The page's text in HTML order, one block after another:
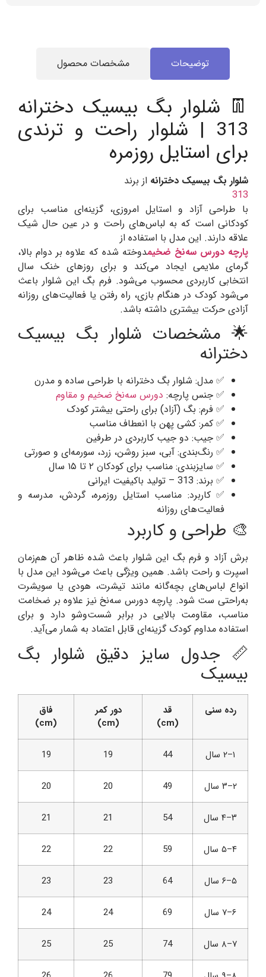
توضیحات مشخصات محصول
👖 شلوار بگ بیسیک دخترانه
313 | شلوار راحت و ترندی
برای استایل روزمره
شلوار بگ بیسیک دخترانه از برند
313
با طراحی آزاد و استایل امروزی، گزینه‌ای مناسب برای
کودکانی است که به لباس‌های راحت و در عین حال شیک
علاقه دارند. این مدل با استفاده از
پارچه دورس سه‌نخ ضخیمدوخته شده که علاوه بر دوام بالا،
گرمای ملایمی ایجاد می‌کند و برای روزهای خنک سال
انتخابی کاربردی محسوب می‌شود. فرم بگ این شلوار باعث
می‌شود کودک در هنگام بازی، راه رفتن یا فعالیت‌های روزانه
آزادی حرکت بیشتری داشته باشد.
🌟 مشخصات شلوار بگ بیسیک
دخترانه
✅ مدل: شلوار بگ دخترانه با طراحی ساده و مدرن
✅ جنس پارچه: دورس سه‌نخ ضخیم و مقاوم
✅ فرم: بگ (آزاد) برای راحتی بیشتر کودک
✅ کمر: کشی پهن با انعطاف مناسب
✅ جیب: دو جیب کاربردی در طرفین
✅ رنگ‌بندی: آبی، سبز روشن، زرد، سورمه‌ای و صورتی
✅ سایزبندی: مناسب برای کودکان ۲ تا ۱۵ سال
✅ برند: 313 – تولید باکیفیت ایرانی
✅ کاربرد: مناسب استایل روزمره، گردش، مدرسه و
فعالیت‌های روزانه
🎨 طراحی و کاربرد
برش آزاد و فرم بگ این شلوار باعث شده ظاهر آن هم‌زمان
اسپرت و راحت باشد. همین ویژگی باعث می‌شود این مدل با
انواع لباس‌های بچه‌گانه مانند تیشرت، هودی یا سویشرت
به‌راحتی ست شود. پارچه دورس سه‌نخ نیز علاوه بر ضخامت
مناسب، مقاومت بالایی در برابر شست‌وشو دارد و برای
استفاده مداوم کودک گزینه‌ای قابل اعتماد به شمار می‌آید.
📏 جدول سایز دقیق شلوار بگ
بیسیک
رده سنی
قد
(cm)
دور کمر
(cm)
فاق
(cm)
۱–۲ سال 44
19
19
۲–۳ سال 49
20
20
۳–۴ سال 54
21
21
۴–۵ سال 59
22
22
۵–۶ سال 64
23
23
۶–۷ سال 69
24
24
۷–۸ سال 74
25
25